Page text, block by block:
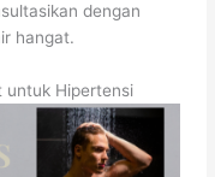
dengan
hangat.
untuk Hipertensi